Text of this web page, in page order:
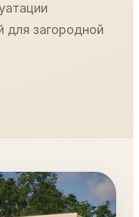
для загородной